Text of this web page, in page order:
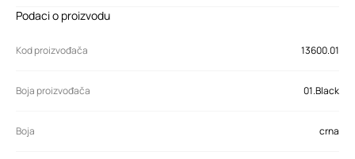
Podaci o proizvodu
Kod proizvođača 13600.01
Boja proizvođača 01.Black
Boja crna